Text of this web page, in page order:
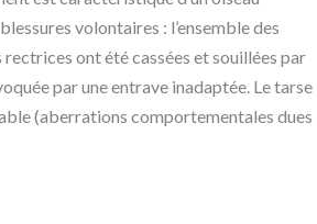
volontaires : l’ensemble des
rectrices ont été cassées et souillées par
par une entrave inadaptée. Le tarse
(aberrations comportementales dues